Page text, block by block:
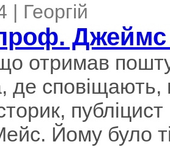
Георгій
отримав
де
Йому було